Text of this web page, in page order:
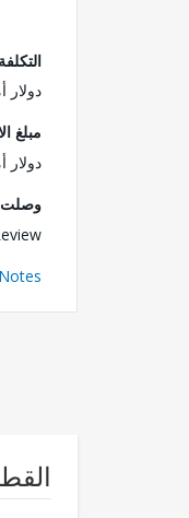
دولار
مبلغ
دولار
وصلت
Notes